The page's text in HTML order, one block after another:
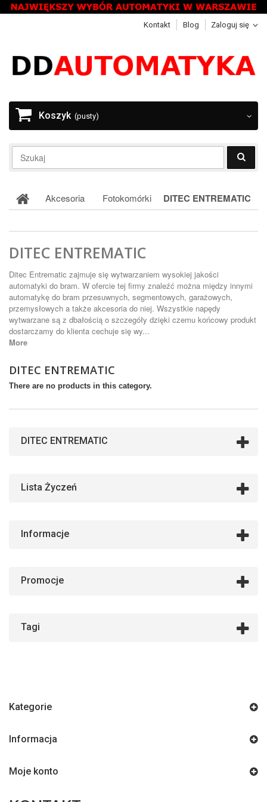
Zaloguj się
Kontakt Blog
Koszyk (pusty)
Akcesoria Fotokomórki DITEC ENTREMATIC
DITEC ENTREMATIC
Ditec Entrematic zajmuje się wytwarzaniem wysokiej jakości
automatyki do bram. W ofercie tej firmy znaleźć można między innymi
automatykę do bram przesuwnych, segmentowych, garażowych,
przemysłowych a także akcesoria do niej. Wszystkie napędy
wytwarzane są z dbałością o szczegóły dzięki czemu końcowy produkt
dostarczamy do klienta cechuje się wy...
More
DITEC ENTREMATIC
There are no products in this category.
DITEC ENTREMATIC
Lista Życzeń
Informacje
Promocje
Tagi
Kategorie
Informacja
Moje konto